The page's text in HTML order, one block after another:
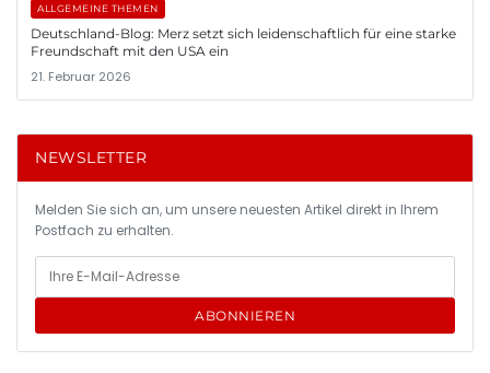
ALLGEMEINE THEMEN
Deutschland-Blog: Merz setzt sich leidenschaftlich für eine starke
Freundschaft mit den USA ein
21. Februar 2026
NEWSLETTER
Melden Sie sich an, um unsere neuesten Artikel direkt in Ihrem
Postfach zu erhalten.
ABONNIEREN